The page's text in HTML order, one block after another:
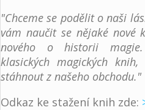
"Chceme se podělit o naši
vám naučit se nějaké nové
nového o historii
klasických magických
stáhnout z našeho obchodu."
Odkaz ke stažení knih zde: